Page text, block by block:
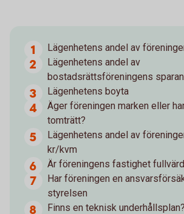
Lägenhetens andel av
Lägenhetens andel av
bostadsrättsföreningens
Lägenhetens boyta
Äger föreningen marken eller
tomträtt?
Lägenhetens andel av
kr/kvm
Är föreningens fastighet
Har föreningen en
styrelsen
Finns en teknisk